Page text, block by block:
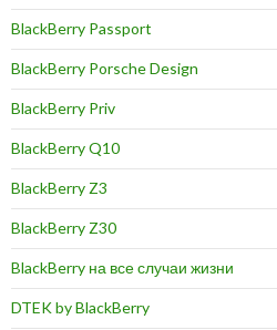
BlackBerry Passport
BlackBerry Porsche Design
BlackBerry Priv
BlackBerry Q10
BlackBerry Z3
BlackBerry Z30
BlackBerry на все случаи жизни
DTEK by BlackBerry